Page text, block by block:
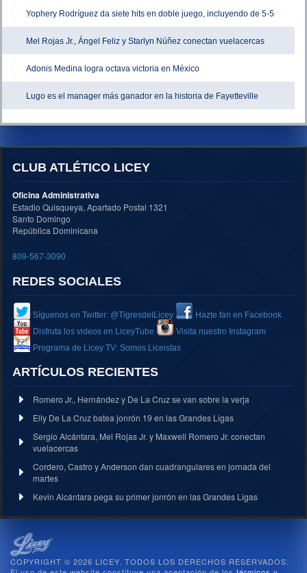
Yophery Rodríguez da siete hits en doble juego, incluyendo de 5-5
Mel Rojas Jr., Ángel Feliz y Starlyn Núñez conectan vuelacercas
Adonis Medina logra octava victoria en México
Lugo es el manager más ganador en la historia de Fayetteville
CLUB ATLÉTICO LICEY
Oficina Administrativa
Estadio Quisqueya, Apartado Postal 1321
Santo Domingo
República Dominicana
809-567-3090
REDES SOCIALES
Síguenos en Twitter: @TigresdelLicey
Hazte fan en Facebook
Disfruta los videos en LiceyTube
Visita nuestro Instagram
Programa de Licey TV: Somos Liceistas
ARTÍCULOS RECIENTES
Romero Jr., Hernández y De La Cruz se van sobre la verja
Elly De La Cruz batea jonrón 19 en las Grandes Ligas
Sergio Alcántara, Mel Rojas Jr. y Maxwell Romero Jr. conectan
vuelacercas
Cordero, Castro y Anderson dan cuadrangulares en jornada del
martes
Kevin Alcántara pega su primer jonrón en las Grandes Ligas
COPYRIGHT © 2026 LICEY. TODOS LOS DERECHOS RESERVADOS.